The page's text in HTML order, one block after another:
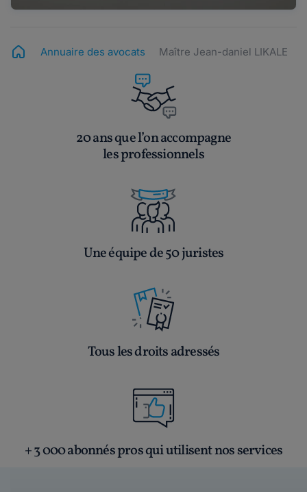
Annuaire des avocats Maître Jean-daniel LIKALE
20 ans que l’on accompagne
les professionnels
Une équipe de 50 juristes
Tous les droits adressés
+ 3 000 abonnés pros qui utilisent nos services